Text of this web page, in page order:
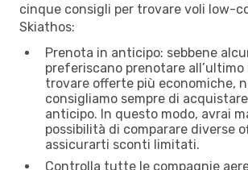
cinque consigli per trovare voli low-
Skiathos:
Prenota in anticipo: sebbene
preferiscano prenotare
trovare offerte più economiche,
consigliamo sempre di
anticipo. In questo modo, avrai
possibilità di comparare diverse
assicurarti sconti limitati.
Controlla tutte le compagnie